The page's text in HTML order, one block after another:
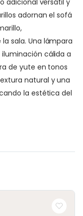
adornan el sofá
sala. Una lámpara
cálida a
de yute en tonos
natural y una
la estética del